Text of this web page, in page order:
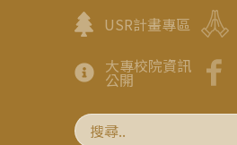
USR計畫專區
大專校院資訊
公開